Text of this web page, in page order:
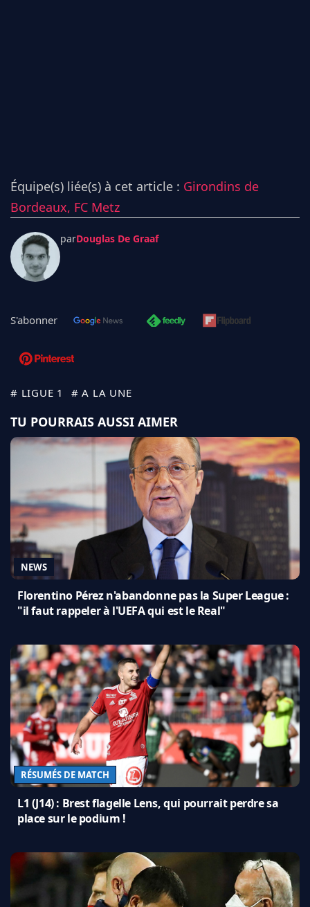
Équipe(s) liée(s) à cet article : Girondins de
Bordeaux, FC Metz
parDouglas De Graaf
S'abonner
# LIGUE 1 # A LA UNE
TU POURRAIS AUSSI AIMER
NEWS
Florentino Pérez n'abandonne pas la Super League :
"il faut rappeler à l'UEFA qui est le Real"
RÉSUMÉS DE MATCH
L1 (J14) : Brest flagelle Lens, qui pourrait perdre sa
place sur le podium !